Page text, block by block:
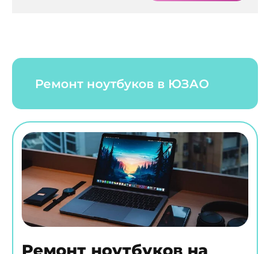
Ремонт ноутбуков в ЮЗАО